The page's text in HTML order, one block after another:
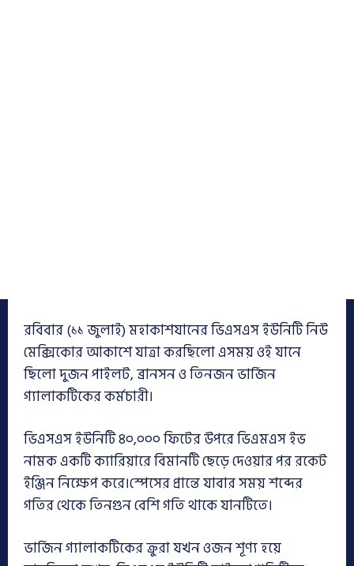
রবিবার (১১ জুলাই) মহাকাশযানের ভিএসএস ইউনিটি নিউ
মেক্সিকোর আকাশে যাত্রা করছিলো এসময় ওই যানে
ছিলো দুজন পাইলট, ব্রানসন ও তিনজন ভার্জিন
গ্যালাকটিকের কর্মচারী।
ভিএসএস ইউনিটি ৪০,০০০ ফিটের উপরে ভিএমএস ইভ
নামক একটি ক্যারিয়ারে বিমানটি ছেড়ে দেওয়ার পর রকেট
ইঞ্জিন নিক্ষেপ করে।স্পেসের প্রান্তে যাবার সময় শব্দের
গতির থেকে তিনগুন বেশি গতি থাকে যানটিতে।
ভার্জিন গ্যালাকটিকের ক্রুরা যখন ওজন শূণ্য হয়ে